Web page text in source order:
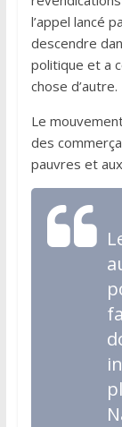
l’appel lancé
descendre
politique et a
chose d’autre.
Le
des
pauvres et